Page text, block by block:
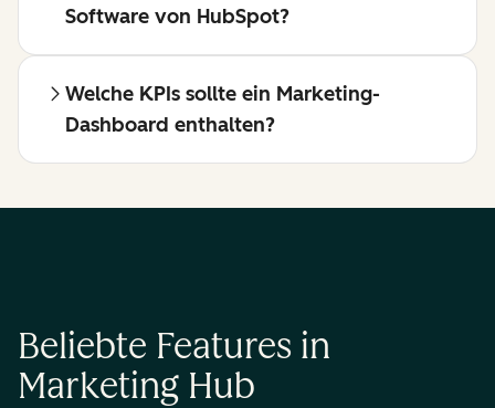
Software von HubSpot?
Welche KPIs sollte ein Marketing-
Dashboard enthalten?
Beliebte Features in
Marketing Hub